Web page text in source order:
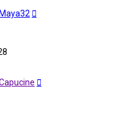
Maya32